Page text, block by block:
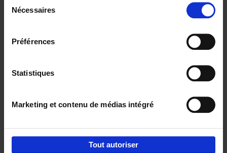
Nécessaires
Préférences
Statistiques
Marketing et contenu de médias intégré
Tout autoriser
Building Bonds = Building